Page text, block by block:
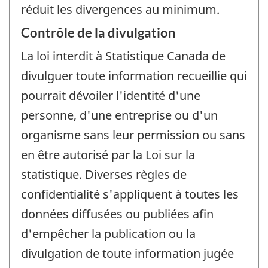
réduit les divergences au minimum.
Contrôle de la divulgation
La loi interdit à Statistique Canada de
divulguer toute information recueillie qui
pourrait dévoiler l'identité d'une
personne, d'une entreprise ou d'un
organisme sans leur permission ou sans
en être autorisé par la Loi sur la
statistique. Diverses règles de
confidentialité s'appliquent à toutes les
données diffusées ou publiées afin
d'empêcher la publication ou la
divulgation de toute information jugée